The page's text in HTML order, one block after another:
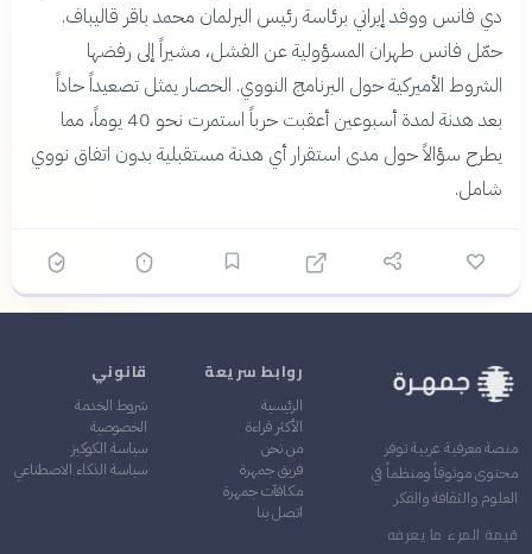
دي فانس ووفد إيراني برئاسة رئيس البرلمان محمد باقر قاليباف.
حمّل فانس طهران المسؤولية عن الفشل، مشيراً إلى رفضها
الشروط الأميركية حول البرنامج النووي. الحصار يمثل تصعيداً حاداً
بعد هدنة لمدة أسبوعين أعقبت حرباً استمرت نحو 40 يوماً، مما
يطرح سؤالاً حول مدى استقرار أي هدنة مستقبلية بدون اتفاق نووي
شامل.
منصة معرفية عربية توفر
محتوى موثوقاً ومنظماً في
العلوم والثقافة والفكر
قيمة المرء ما يعرفه
روابط سريعة
الرئيسية
الأكثر قراءة
من نحن
فريق جمهرة
مكافآت جمهرة
اتصل بنا
قانوني
شروط الخدمة
الخصوصية
سياسة الكوكيز
سياسة الذكاء الاصطناعي